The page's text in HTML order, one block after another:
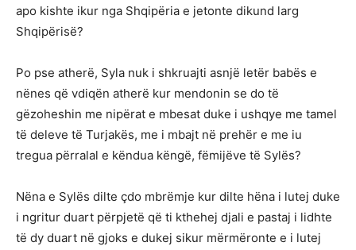
apo kishte ikur nga Shqipëria e jetonte dikund larg
Shqipërisë?
Po pse atherë, Syla nuk i shkruajti asnjë letër babës e
nënes që vdiqën atherë kur mendonin se do të
gëzoheshin me nipërat e mbesat duke i ushqye me tamel
të deleve të Turjakës, me i mbajt në prehër e me iu
tregua përralal e këndua këngë, fëmijëve të Sylës?
Nëna e Sylës dilte çdo mbrëmje kur dilte hëna i lutej duke
i ngritur duart përpjetë që ti kthehej djali e pastaj i lidhte
të dy duart në gjoks e dukej sikur mërmëronte e i lutej